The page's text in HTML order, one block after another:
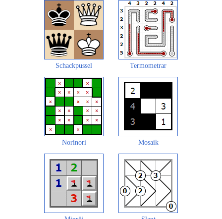
Schackpussel Termometrar
Norinori Mosaik